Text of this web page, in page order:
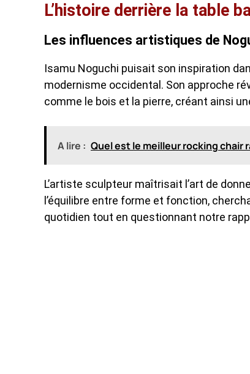
L’histoire derrière la table
Les influences artistiques de
Isamu Noguchi puisait son inspiration
modernisme occidental. Son approche
comme le bois et la pierre, créant ainsi
A lire : Quel est le meilleur rocking chair
L’artiste sculpteur maîtrisait l’art de
l’équilibre entre forme et fonction,
quotidien tout en questionnant notre